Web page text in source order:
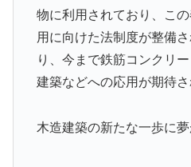
物に利 用されており、こ
用に向けた法制度が整備
り、今まで鉄筋コンクリ
建築などへの応用が期待
木造建築の新たな一歩に夢